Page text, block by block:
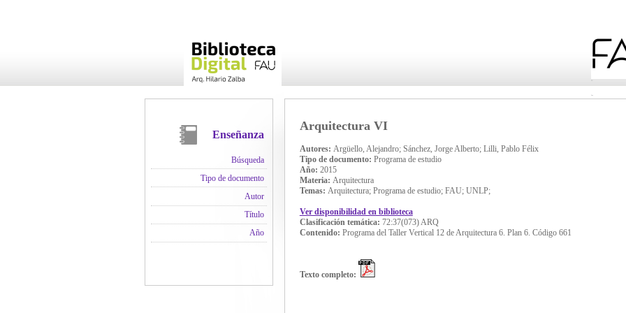
Enseñanza
Búsqueda
Tipo de documento
Autor
Título
Año
Arquitectura VI
Autores: Argüello, Alejandro; Sánchez, Jorge Alberto; Lilli, Pablo Félix
Tipo de documento: Programa de estudio
Año: 2015
Materia: Arquitectura
Temas: Arquitectura; Programa de estudio; FAU; UNLP;
Ver disponibilidad en biblioteca
Clasificación temática: 72:37(073) ARQ
Contenido: Programa del Taller Vertical 12 de Arquitectura 6. Plan 6. Código 661
Texto completo: